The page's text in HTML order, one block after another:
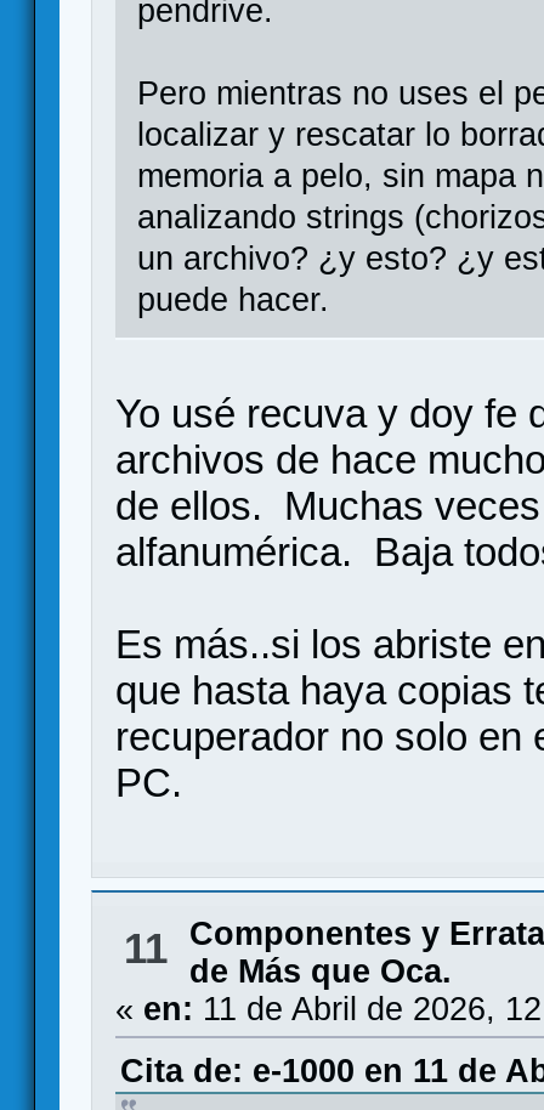
pendrive.
Pero mientras no uses el
localizar y rescatar lo
memoria a pelo, sin mapa
analizando strings
un archivo? ¿y esto? ¿y
puede hacer.
Yo usé recuva y doy fe
archivos de hace
de ellos. Muchas
alfanumérica. Baja
Es más..si los abriste
que hasta haya copias
recuperador no solo en
PC.
11
Componentes y
de Más que Oca.
« en: 11 de Abril de 2026,
Cita de: e-1000 en 11 de